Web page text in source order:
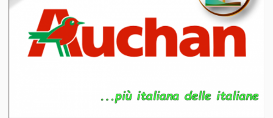
abbiamo sempre e solo detto la verità. Abbiamo
boicottato multinazionali e fatto campagne di
sensibilizzazione per prodotti Made in Italy e pro
agroalimentare italiano ed al cibo sano sulle nostre